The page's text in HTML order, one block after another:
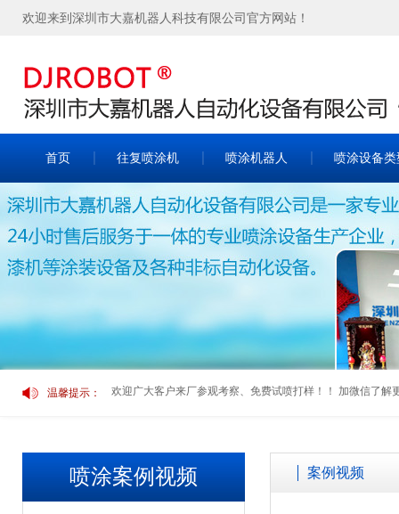
欢迎来到深圳市大嘉机器人科技有限公司官方网站！
首页 往复喷涂机 喷涂机器人 喷涂设备类
温馨提示：
欢迎广大客户来厂参观考察、免费试喷打样！！ 加微信了
欢迎广大客户来厂参观考察、免费试喷打样！！ 加微信了
喷涂案例视频 案例视频